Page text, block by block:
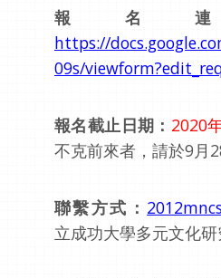
報名
https://
09s/
報名截止日期： 2020
不克前來者，請於9月
聯繫方式：
立成功大學多元文化